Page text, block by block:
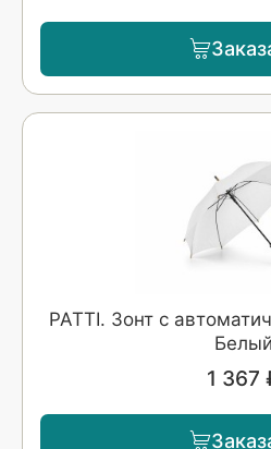
PATTI. Зонт с
Белый
1 367